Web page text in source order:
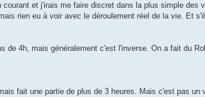
et j'irais me faire discret dans la plus simple des
rien eu à voir avec le déroulement réel de la vie. Et
4h, mais généralement c'est l'inverse. On a fait du
fait une partie de plus de 3 heures. Mais c'est pas un